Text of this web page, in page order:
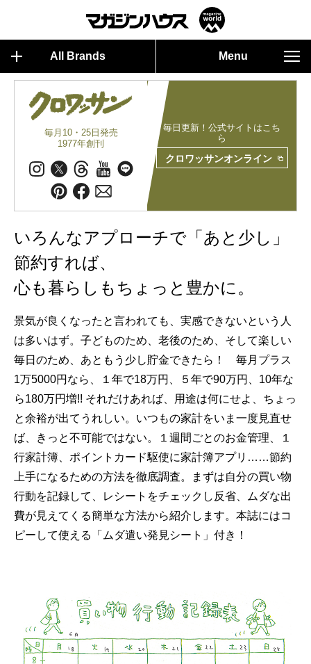
All Brands Menu
毎月10・25日発売
1977年創刊
毎日更新！公式サイトはこち
ら
クロワッサンオンライン
いろんなアプローチで「あと少し」
節約すれば、
心も暮らしもちょっと豊かに。
景気が良くなったと言われても、実感できないという人
は多いはず。子どものため、老後のため、そして楽しい
毎日のため、あともう少し貯金できたら！ 毎月プラス
1万5000円なら、１年で18万円、５年で90万円、10年な
ら180万円増!! それだけあれば、用途は何にせよ、ちょっ
と余裕が出てうれしい。いつもの家計をいま一度見直せ
ば、きっと不可能ではない。１週間ごとのお金管理、１
行家計簿、ポイントカード駆使に家計簿アプリ……節約
上手になるための方法を徹底調査。まずは自分の買い物
行動を記録して、レシートをチェックし反省、ムダな出
費が見えてくる簡単な方法から紹介します。本誌にはコ
ピーして使える「ムダ遣い発見シート」付き！